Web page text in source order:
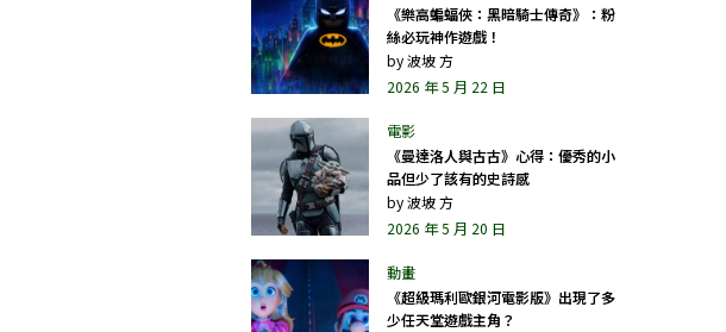
《樂高蝙蝠俠：黑暗騎士傳奇》：粉
絲必玩神作遊戲！
by波坡 方
2026 年 5 月 22 日
《曼達洛人與古古》心得：優秀的小
品但少了該有的史詩感
by波坡 方
2026 年 5 月 20 日
《超級瑪利歐銀河電影版》出現了多
少任天堂遊戲主角？